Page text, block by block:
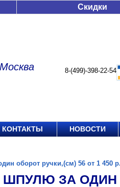
Скидки
8-(499)-398-22-54
КОНТАКТЫ НОВОСТИ
оборот ручки,(см) 56 от 1 450 р.
ШПУЛЮ ЗА